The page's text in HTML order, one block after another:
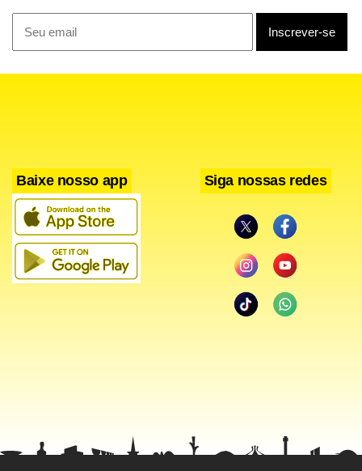
O novo modelo da Adidas apresenta uma grossa faixa
Facebook
WhatsApp
LinkedIn Telegram
Share
Baixe nosso app Siga nossas redes